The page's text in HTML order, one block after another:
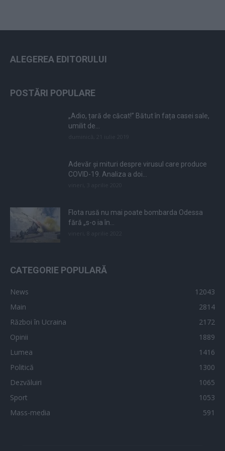
ALEGEREA EDITORULUI
POSTĂRI POPULARE
„Adio, țară de căcat!” Bătut în fața casei sale,
umilit de...
Adevăr și mituri despre virusul care produce
COVID-19. Analiza a doi...
Flota rusă nu mai poate bombarda Odessa
fără „s-o ia în...
CATEGORIE POPULARĂ
News
12043
Main
2814
Război în Ucraina
2172
Opinii
1889
Lumea
1416
Politică
1300
Dezvăluiri
1065
Sport
1053
Mass-media
591